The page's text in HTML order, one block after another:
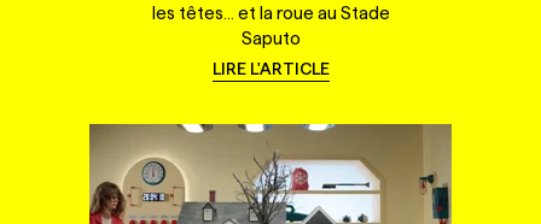
les têtes... et la roue au Stade
Saputo
LIRE L'ARTICLE